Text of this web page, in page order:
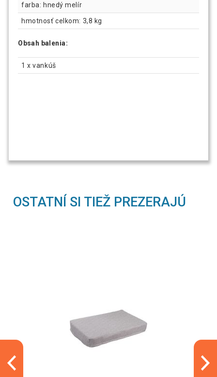
farba: hnedý melír
hmotnosť celkom: 3,8 kg
Obsah balenia:
1 x vankúš
OSTATNÍ SI TIEŽ PREZERAJÚ